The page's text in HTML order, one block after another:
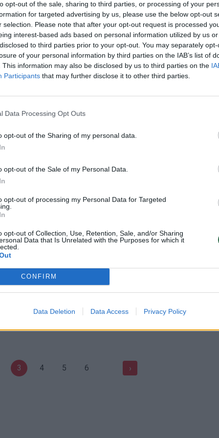
opt-out of the sale, sharing to third parties, or processing of your
for targeted advertising by us, please use the below opt-out
selection. Please note that after your opt-out request is processed
interest-based ads based on personal information utilized by us
to third parties prior to your opt-out. You may separately
of your personal information by third parties on the IAB’s list of
This information may also be disclosed by us to third parties on the
Participants that may further disclose it to other third parties.
Data Processing Opt Outs
opt-out of the Sharing of my personal data.
opt-out of the Sale of my Personal Data.
opt-out of processing my Personal Data for Targeted
opt-out of Collection, Use, Retention, Sale, and/or Sharing
Data that Is Unrelated with the Purposes for which it
CONFIRM
Data Deletion Data Access Privacy Policy
darbuojasi lyg treneris
Žinios Augintinis
00:00:23
vaizdelis: mažas
atsigerti per
Katė prikaustė interneto
dėmesį: dėl savo elgesio ją
00:00:27
prajuokino
užfiksavo neįprastą elgesį
Retas ir stebinantis vaizdas:
pamatę: neišsemiama
mokant šeimą
darbų
būdas
Interneto hitas: keturkojų
Žinios | Augintinis
leidžiasi nuo kalno,
sutriko – įrašas
ūžti – vietoje himno išgirdo, ko
nesitikėjo
3 4 5 6 ›